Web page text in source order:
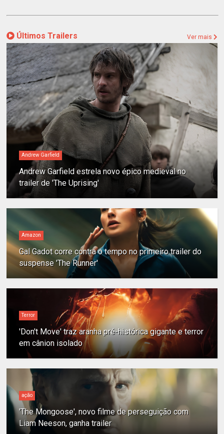
Últimos Trailers Ver mais
Andrew Garfield
Andrew Garfield estrela novo épico medieval no
trailer de 'The Uprising'
Amazon
Gal Gadot corre contra o tempo no primeiro trailer do
suspense 'The Runner'
Terror
'Don't Move' traz aranha pré-histórica gigante e terror
em cânion isolado
ação
'The Mongoose', novo filme de perseguição com
Liam Neeson, ganha trailer